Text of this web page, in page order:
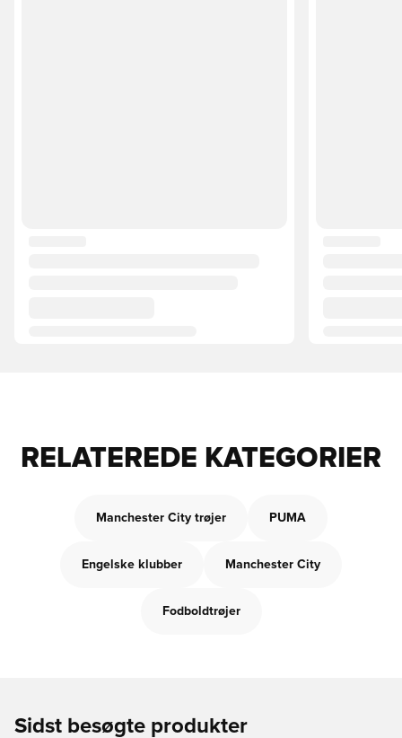
RELATEREDE KATEGORIER
Manchester City trøjer PUMA
Engelske klubber Manchester City
Fodboldtrøjer
Sidst besøgte produkter